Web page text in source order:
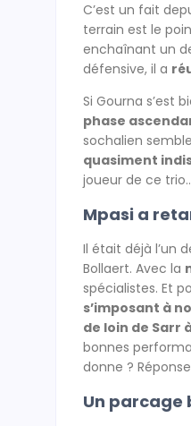
C’est un fait
terrain est le
enchaînant un
défensive, il a
Si Gourna s’est
phase
sochalien
quasiment
joueur de ce
Mpasi a
Il était déjà l’un
Bollaert. Avec la
spécialistes. Et
s’imposant à
de loin de Sarr
bonnes
donne ?
Un parcage